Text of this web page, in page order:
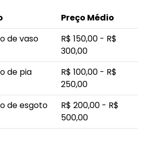
Preço Médio
de vaso
R$ 150,00 - R$
300,00
de pia
R$ 100,00 - R$
250,00
de esgoto
R$ 200,00 - R$
500,00